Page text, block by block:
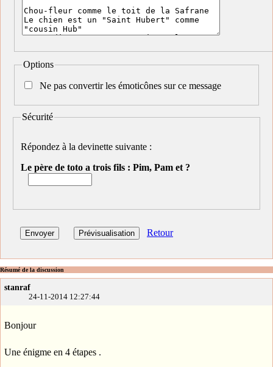
Options
Ne pas convertir les émoticônes sur ce message
Sécurité
Répondez à la devinette suivante :
Le père de toto a trois fils : Pim, Pam et ?
Retour
Résumé de la discussion
stanraf
24-11-2014 12:27:44
Bonjour
Une énigme en 4 étapes .